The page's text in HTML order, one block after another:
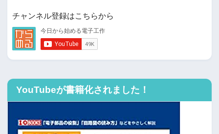
チャンネル登録はこちらから
YouTubeが書籍化されました！